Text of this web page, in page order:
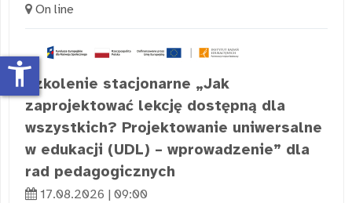
On line
Szkolenie stacjonarne „Jak
zaprojektować lekcję dostępną dla
wszystkich? Projektowanie uniwersalne
w edukacji (UDL) – wprowadzenie” dla
rad pedagogicznych
17.08.2026 | 09:00
accessibility_new